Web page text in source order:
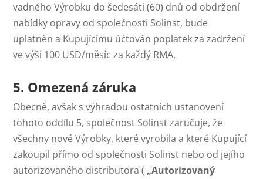
vadného Výrobku do šedesáti (60) dnů od obdržení
nabídky opravy od společnosti Solinst, bude
uplatněn a Kupujícímu účtován poplatek za zadržení
ve výši 100 USD/měsíc za každý RMA.
5. Omezená záruka
Obecně, avšak s výhradou ostatních ustanovení
tohoto oddílu 5, společnost Solinst zaručuje, že
všechny nové Výrobky, které vyrobila a které Kupující
zakoupil přímo od společnosti Solinst nebo od jejího
autorizovaného distributora ( „Autorizovaný